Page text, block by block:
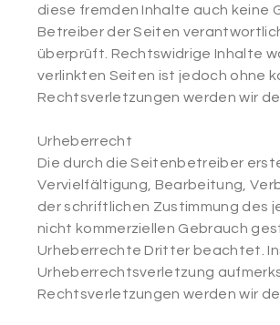
diese fremden Inhalte auch keine
Betreiber der Seiten
überprüft. Rechtswidrige Inhalte
verlinkten Seiten ist jedoch ohne
Rechtsverletzungen werden wir
Urheberrecht
Die durch die Seitenbetreiber
Vervielfältigung, Bearbeitung,
der schriftlichen Zustimmung des
nicht kommerziellen Gebrauch
Urheberrechte Dritter beachtet.
Urheberrechtsverletzung
Rechtsverletzungen werden wir